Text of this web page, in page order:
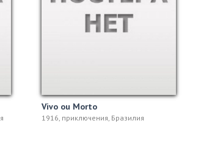
Vivo ou Morto
1916, приключения, Бразилия